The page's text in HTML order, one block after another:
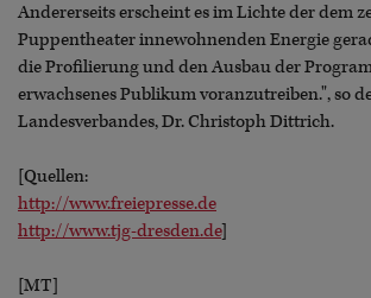
Andererseits erscheint es im Lichte der dem
Puppentheater innewohnenden Energie
die Profilierung und den Ausbau der
erwachsenes Publikum voranzutreiben.", so
Landesverbandes, Dr. Christoph Dittrich.
[Quellen:
http://www.freiepresse.de
http://www.tjg-dresden.de]
[MT]